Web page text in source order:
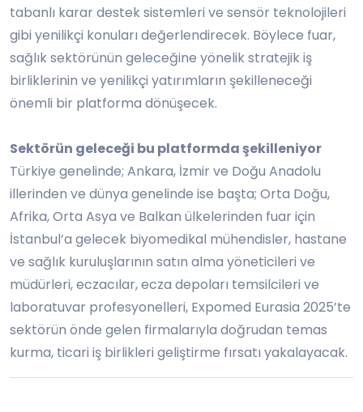
tabanlı karar destek sistemleri ve sensör teknolojileri
gibi yenilikçi konuları değerlendirecek. Böylece fuar,
sağlık sektörünün geleceğine yönelik stratejik iş
birliklerinin ve yenilikçi yatırımların şekilleneceği
önemli bir platforma dönüşecek.
Sektörün geleceği bu platformda şekilleniyor
Türkiye genelinde; Ankara, İzmir ve Doğu Anadolu
illerinden ve dünya genelinde ise başta; Orta Doğu,
Afrika, Orta Asya ve Balkan ülkelerinden fuar için
İstanbul’a gelecek biyomedikal mühendisler, hastane
ve sağlık kuruluşlarının satın alma yöneticileri ve
müdürleri, eczacılar, ecza depoları temsilcileri ve
laboratuvar profesyonelleri, Expomed Eurasia 2025’te
sektörün önde gelen firmalarıyla doğrudan temas
kurma, ticari iş birlikleri geliştirme fırsatı yakalayacak.